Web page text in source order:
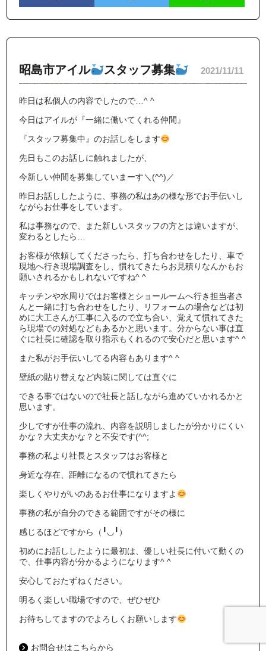
昭島市アイル スタッフ募集 2021/11/11
昨日は私個人の内容でしたので…^ ^
今日はアイルが『一緒に働いてくれる仲間』
『スタッフ募集中』のお話しをします
先日もこのお話しに触れましたが、
今新しい仲間を募集していまーす＼(^^)／
昨日お話ししたように、事務の私はあの様な形でお手伝いし
ながらお仕事をしています。
私は事務なので、また新しいスタッフの方とは違いますが、
変わるとしたら…
お客様が依頼してくださったら、打ち合わせをしたり、車で
現地へ行き現場調査をし、慣れてきたらお見積りなんかもお
願いされるかもしれないですね^ ^
キッチンや水周りではお客様とショールームへ行き担当者さ
んと一緒に打ち合わせをしたり、リフォームの場合などは初
めに大工さんが工事に入るので立ち合い、覚えて慣れてきた
ら現場での対処などもあるかと思います。分からない事は直
ぐに社長に確認を取り指示もくれるので安心だと思います^ ^
また私がお手伝いしてる内容もあります^ ^
壁紙の貼り替えなど内装に関しては直ぐに
できる事ではないので社長と話しながら進めていかれるかと
思います。
少しですが仕事の流れ、内容を説明しましたが分かりにくい
かな？大丈夫かな？と不安です(^^;
事務の私より社長とスタッフはお客様と
身近な存在、距離になるので慣れてきたら
楽しくやりがいのあるお仕事になりますよ
事務の私が自分のできる範囲ですがその様に
感じるほどですから（╹◡╹）
初めにお話ししたように最初は、優しい社長に付いて動くの
で、仕事内容が分かるようになります^ ^
安心しておたずねください。
明るく楽しい職場ですので、ぜひぜひ
お待ちしてますのでよろしくお願いします
お問合せはこちらから